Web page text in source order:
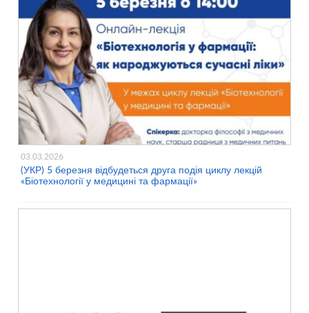
03.03.2026
(УКР) 5 березня відбудеться друга подія циклу лекцій
«Біотехнології у медицині та фармації»